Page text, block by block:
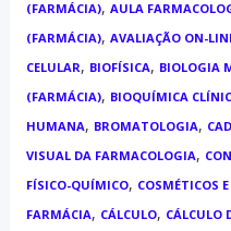
(FARMÁCIA), AULA
(FARMÁCIA), AVALIAÇÃO ON-
CELULAR, BIOFÍSICA, BIOLOGIA
(FARMÁCIA), BIOQUÍMICA
HUMANA, BROMATOLOGIA,
VISUAL DA FARMACOLOGIA,
FÍSICO-QUÍMICO, COSMÉTICOS
FARMÁCIA, CÁLCULO, CÁLCULO